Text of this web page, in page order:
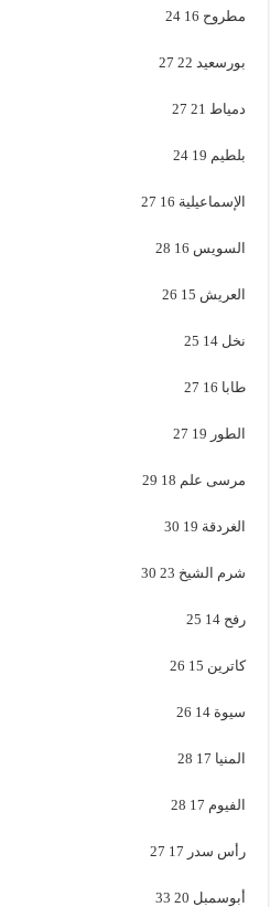
مطروح 16 24
بورسعيد 22 27
دمياط 21 27
بلطيم 19 24
الإسماعيلية 16 27
السويس 16 28
العريش 15 26
نخل 14 25
طابا 16 27
الطور 19 27
مرسى علم 18 29
الغردقة 19 30
شرم الشيخ 23 30
رفح 14 25
كاترين 15 26
سيوة 14 26
المنيا 17 28
الفيوم 17 28
رأس سدر 17 27
أبوسمبل 20 33